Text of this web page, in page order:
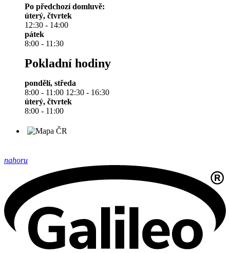
Po předchozí domluvě:
úterý, čtvrtek
12:30 - 14:00
pátek
8:00 - 11:30
Pokladní hodiny
pondělí, středa
8:00 - 11:00 12:30 - 16:30
úterý, čtvrtek
8:00 - 11:00
nahoru